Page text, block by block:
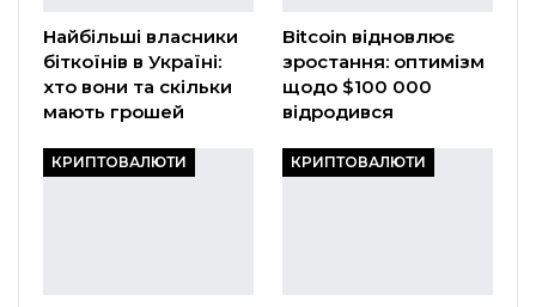
Найбільші власники
біткоїнів в Україні:
хто вони та скільки
мають грошей
Bitcoin відновлює
зростання: оптимізм
щодо $100 000
відродився
КРИПТОВАЛЮТИ КРИПТОВАЛЮТИ